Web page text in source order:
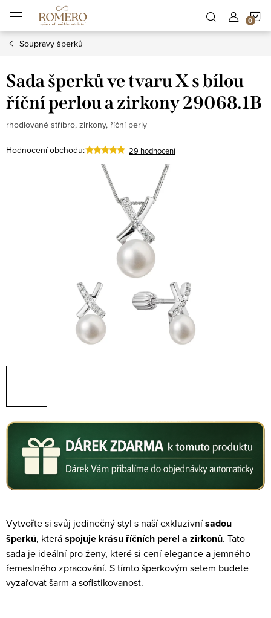
obsah
Soupravy šperků
Sada šperků ve tvaru X s bílou
říční perlou a zirkony 29068.1B
rhodiované stříbro, zirkony, říční perly
Hodnocení obchodu: 29 hodnocení
Vytvořte si svůj jedinečný styl s naší exkluzivnísadou
šperků, kteráspojuje krásu říčních perel a zirkonů. Tato
sada je ideální pro ženy, které si cení elegance a jemného
řemeslného zpracování. S tímto šperkovým setem budete
vyzařovat šarm a sofistikovanost.